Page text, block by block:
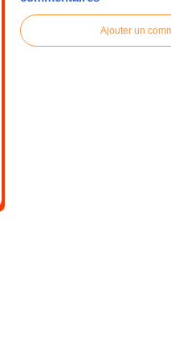
Ajouter un